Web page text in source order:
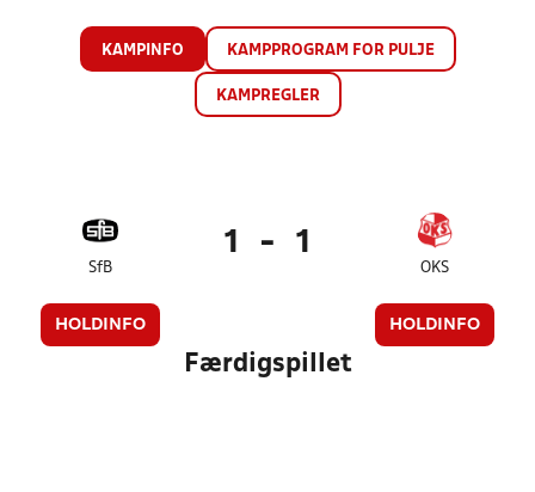
KAMPINFO KAMPPROGRAM FOR PULJE
KAMPREGLER
SfB
HOLDINFO
1 - 1
OKS
HOLDINFO
Færdigspillet